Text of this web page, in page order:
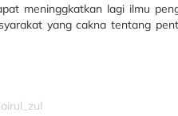
meninggkatkan lagi ilmu
yang cakna tentang